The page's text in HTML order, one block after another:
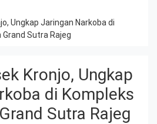
Ungkap Jaringan Narkoba di
Sutra Rajeg
Kronjo, Ungkap
di Kompleks
Sutra Rajeg